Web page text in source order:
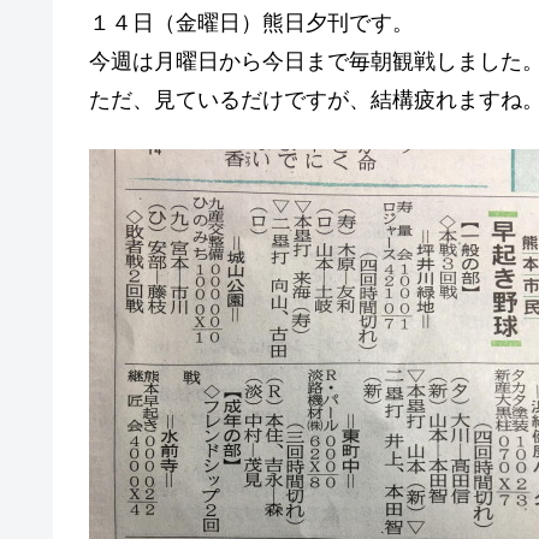
１４日（金曜日）熊日夕刊です。
今週は月曜日から今日まで毎朝観戦しました
ただ、見ているだけですが、結構疲れますね